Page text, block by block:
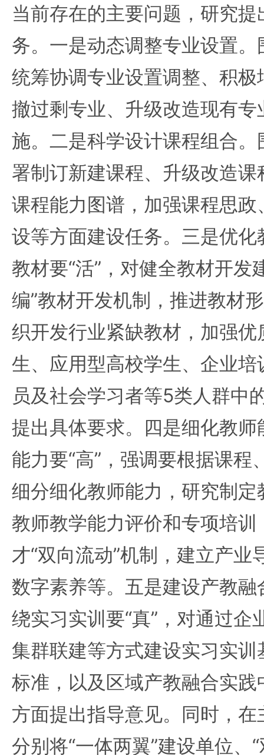
当前存在的主要问题，研究
务。一是动态调整专业设置。
统筹协调专业设置调整、积
撤过剩专业、升级改造现有
施。二是科学设计课程组合。
署制订新建课程、升级改造
课程能力图谱，加强课程思
设等方面建设任务。三是优
教材要“活”，对健全教材开发
编”教材开发机制，推进教材
织开发行业紧缺教材，加强
生、应用型高校学生、企业
员及社会学习者等5类人群中
提出具体要求。四是细化教
能力要“高”，强调要根据课程
细分细化教师能力，研究制
教师教学能力评价和专项培
才“双向流动”机制，建立产业
数字素养等。五是建设产教
绕实习实训要“真”，对通过企
集群联建等方式建设实习实
标准，以及区域产教融合实
方面提出指导意见。同时，
分别将“一体两翼”建设单位、